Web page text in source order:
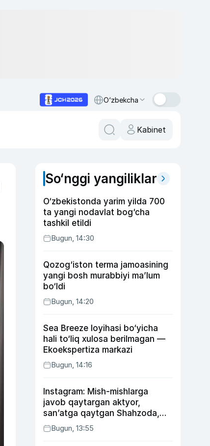
O‘zbekcha
Kabinet
So‘nggi yangiliklar
O‘zbekistonda yarim yilda 700
ta yangi nodavlat bog‘cha
tashkil etildi
Bugun, 14:30
Qozog‘iston terma jamoasining
yangi bosh murabbiyi ma’lum
bo‘ldi
Bugun, 14:20
Sea Breeze loyihasi bo‘yicha
hali to‘liq xulosa berilmagan —
Ekoekspertiza markazi
Bugun, 14:16
Instagram: Mish-mishlarga
javob qaytargan aktyor,
san’atga qaytgan Shahzoda,
yo‘lga asfalt yotqizgan
Jahongir Otajonov
Bugun, 13:55